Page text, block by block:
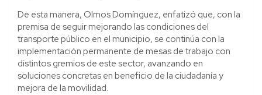
De esta manera, Olmos Domínguez, enfatizó que, con la
premisa de seguir mejorando las condiciones del
transporte público en el municipio, se continúa con la
implementación permanente de mesas de trabajo con
distintos gremios de este sector, avanzando en
soluciones concretas en beneficio de la ciudadanía y
mejora de la movilidad.